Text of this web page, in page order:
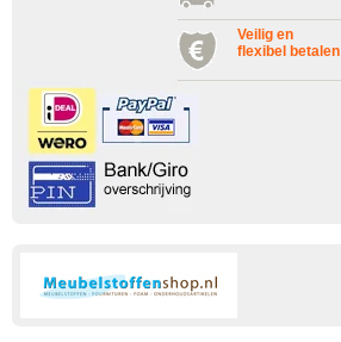
Veilig en
flexibel betalen